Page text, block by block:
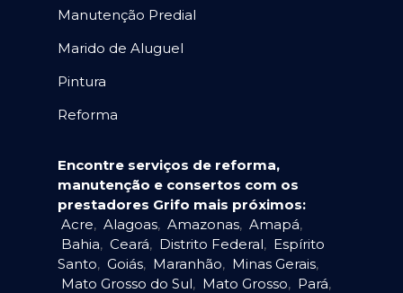
Manutenção Predial
Marido de Aluguel
Pintura
Reforma
Encontre serviços de reforma,
manutenção e consertos com os
prestadores Grifo mais próximos:
Acre, Alagoas, Amazonas, Amapá,
Bahia, Ceará, Distrito Federal, Espírito
Santo, Goiás, Maranhão, Minas Gerais,
Mato Grosso do Sul, Mato Grosso, Pará,